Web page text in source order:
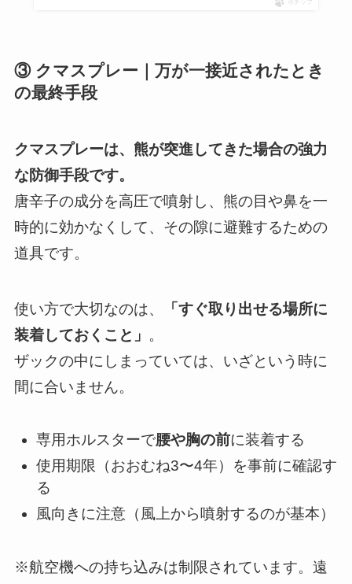
ポチップ
③ クマスプレー｜万が一接近されたとき
の最終手段
クマスプレーは、熊が突進してきた場合の強力
な防御手段です。
唐辛子の成分を高圧で噴射し、熊の目や鼻を一
時的に効かなくして、その隙に避難するための
道具です。
使い方で大切なのは、
「すぐ取り出せる場所に
装着しておくこと」 。
ザックの中にしまっていては、いざという時に
間に合いません。
専用ホルスターで腰や胸の前に装着する
使用期限（おおむね3〜4年）を事前に確認す
る
風向きに注意（風上から噴射するのが基本）
※航空機への持ち込みは制限されています。遠